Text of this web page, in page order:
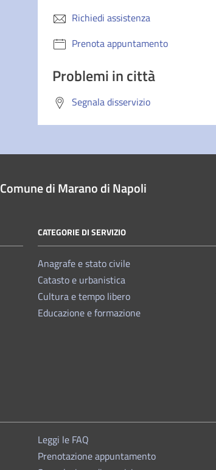
Richiedi assistenza
Prenota appuntamento
Problemi in città
Segnala disservizio
Comune di Marano di Napoli
CATEGORIE DI SERVIZIO
Anagrafe e stato civile
Catasto e urbanistica
Cultura e tempo libero
Educazione e formazione
Leggi le FAQ
Prenotazione appuntamento